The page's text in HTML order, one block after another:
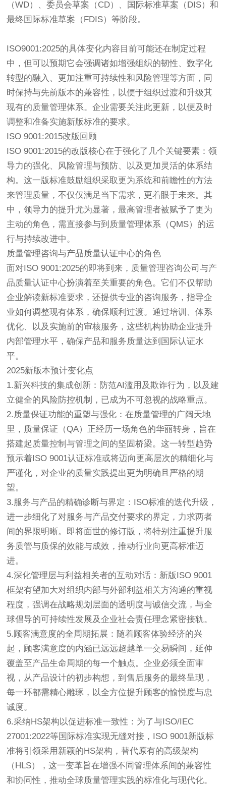
（WD）、委员会草案（CD）、国际标准草案（DIS）和
最终国际标准草案（FDIS）等阶段。
ISO9001:2025的具体变化内容目前可能还在制定过程
中，但可以预期它会强调诸如增强组织的韧性、数字化
转型的融入、更加注重可持续性和风险管理等方面，同
时保持与先前版本的兼容性，以便于组织过渡和升级其
现有的质量管理体系。企业需要关注此更新，以便及时
调整和准备实施新版标准的要求。
ISO 9001:2015改版回顾
ISO 9001:2015的改版核心在于强化了几个关键要素：领
导力的强化、风险管理与预防、以及更加灵活的体系结
构。这一版标准鼓励组织采取更为系统和前瞻性的方法
来管理质量，不仅仅满足当下需求，更着眼于未来。其
中，领导力的提升尤为显著，最高管理者被赋予了更为
主动的角色，需直接参与到质量管理体系（QMS）的运
行与持续改进中。
质量管理咨询与产品质量认证中心的角色
面对ISO 9001:2025的即将到来，质量管理咨询公司与产
品质量认证中心扮演着至关重要的角色。它们不仅帮助
企业解读新标准要求，还提供专业的咨询服务，指导企
业如何调整现有体系，确保顺利过渡。通过培训、体系
优化、以及实施前的审核服务，这些机构协助企业提升
内部管理水平，确保产品和服务质量达到国际认证水
平。
2025新版本预计变化点
1.新兴科技的集成创新：防范AI滥用及欺诈行为，以及建
立健全的风险防控机制，已成为不可忽视的战略重点。
2.质量保证功能的重塑与强化：在质量管理的广阔天地
里，质量保证（QA）正经历一场角色的华丽转身，旨在
搭建起质量控制与管理之间的坚固桥梁。这一转型趋势
预示着ISO 9001认证标准或将迈向更高层次的精细化与
严谨化，对企业的质量实践提出更为明确且严格的期
望。
3.服务与产品的精确诊断与界定：ISO标准的迭代升级，
进一步细化了对服务与产品交付要求的界定，力求两者
间的界限明晰。即将面世的修订版，将特别注重提升服
务质管与质保的效能与成效，推动行业向更高标准迈
进。
4.深化管理层与利益相关者的互动对话：新版ISO 9001
框架有望加大对组织内部与外部利益相关方沟通的重视
程度，强调在战略规划层面的透明度与诚信交流，与全
球倡导的可持续性发展及企业社会责任理念紧密接轨。
5.顾客满意度的全周期拓展：随着顾客体验经济的兴
起，顾客满意度的内涵已远远超越单一交易瞬间，延伸
覆盖至产品生命周期的每一个触点。企业必须全面审
视，从产品设计的初步构想，到售后服务的最终呈现，
每一环都需精心雕琢，以全方位提升顾客的愉悦度与忠
诚度。
6.采纳HS架构以促进标准一致性：为了与ISO/IEC
27001:2022等国际标准实现无缝对接，ISO 9001新版标
准将引领采用新颖的HS架构，替代原有的高级架构
（HLS），这一变革旨在增强不同管理体系间的兼容性
和协同性，推动全球质量管理实践的标准化与现代化。